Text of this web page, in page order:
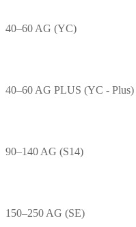
40–60 AG (YC)
40–60 AG PLUS (YC - Plus)
90–140 AG (S14)
150–250 AG (SE)